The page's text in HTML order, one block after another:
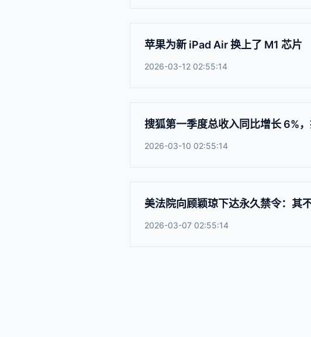
苹果为新 iPad Air 换上了 M1 芯片
2026-03-12 02:55:14
搜狐第一季度总收入同比增长 6%
2026-03-10 02:55:14
美法院向顾颖琼下达永久禁令：其
2026-03-07 02:55:14